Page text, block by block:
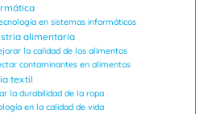
en sistemas informáticos
alimentaria
la calidad de los alimentos
contaminantes en alimentos
textil
la durabilidad de la ropa
en la calidad de vida